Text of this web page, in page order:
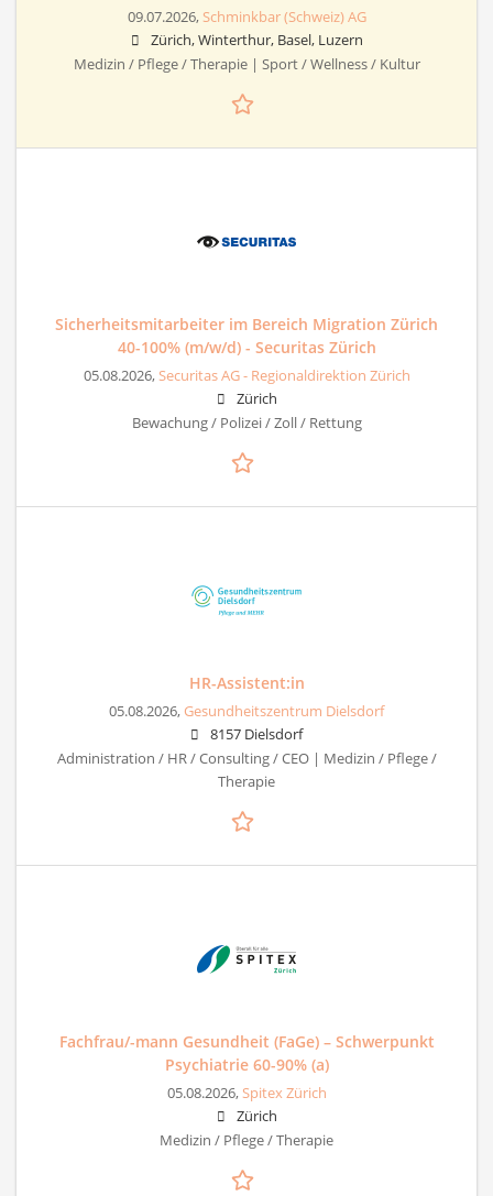
09.07.2026, Schminkbar (Schweiz) AG
Zürich, Winterthur, Basel, Luzern
Medizin / Pflege / Therapie | Sport / Wellness / Kultur
Sicherheitsmitarbeiter im Bereich Migration Zürich
40-100% (m/w/d) - Securitas Zürich
05.08.2026,Securitas AG - Regionaldirektion Zürich
Zürich
Bewachung / Polizei / Zoll / Rettung
HR-Assistent:in
05.08.2026,Gesundheitszentrum Dielsdorf
8157 Dielsdorf
Administration / HR / Consulting / CEO | Medizin / Pflege /
Therapie
Fachfrau/-mann Gesundheit (FaGe) – Schwerpunkt
Psychiatrie 60-90% (a)
05.08.2026,Spitex Zürich
Zürich
Medizin / Pflege / Therapie